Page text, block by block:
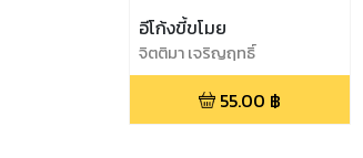
อีโก้งขี้ขโมย
จิตติมา เจริญฤทธิ์
55.00 ฿